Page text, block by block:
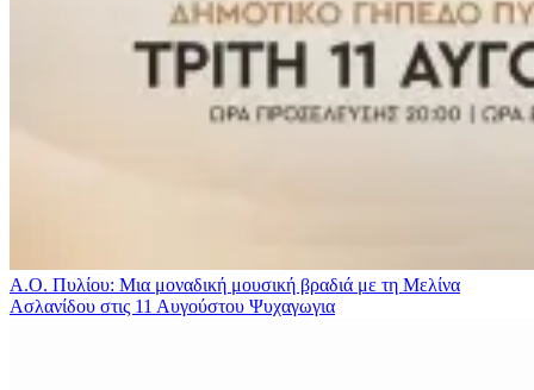
Α.Ο. Πυλίου: Μια μοναδική μουσική βραδιά με τη Μελίνα
Ασλανίδου στις 11 Αυγούστου Ψυχαγωγια